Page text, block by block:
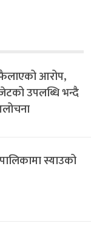
आरोप,
उपलब्धि भन्दै
स्याउको